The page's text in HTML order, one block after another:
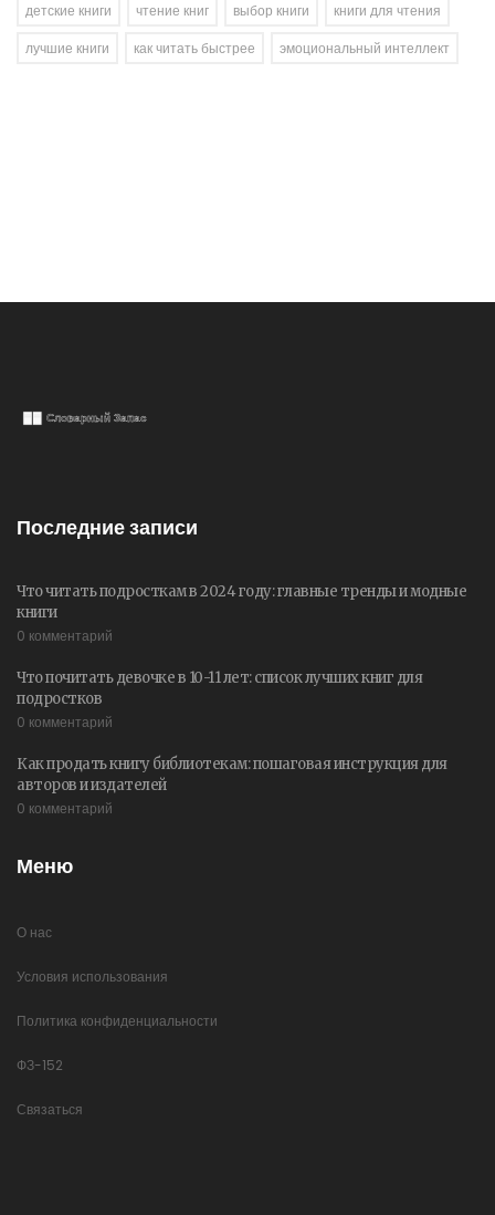
детские книги
чтение книг выбор книги
книги для чтения
лучшие книги
как читать быстрее эмоциональный интеллект
Последние записи
Что читать подросткам в 2024 году: главные тренды и модные
книги
0 комментарий
Что почитать девочке в 10-11 лет: список лучших книг для
подростков
0 комментарий
Как продать книгу библиотекам: пошаговая инструкция для
авторов и издателей
0 комментарий
Меню
О нас
Условия использования
Политика конфиденциальности
ФЗ-152
Связаться